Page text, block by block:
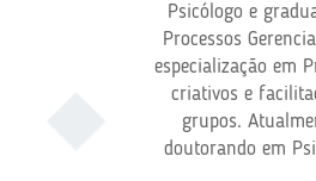
Psicólogo e
Processos
especialização em
criativos e
grupos.
doutorando em